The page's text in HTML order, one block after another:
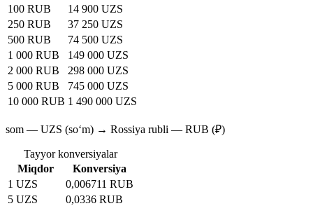
100 RUB
14 900 UZS
250 RUB
37 250 UZS
500 RUB
74 500 UZS
1 000 RUB
149 000 UZS
2 000 RUB
298 000 UZS
5 000 RUB
745 000 UZS
10 000 RUB 1 490 000 UZS
som — UZS (soʻm) → Rossiya rubli — RUB (₽)
Tayyor konversiyalar
Miqdor
Konversiya
1 UZS
0,006711 RUB
5 UZS
0,0336 RUB